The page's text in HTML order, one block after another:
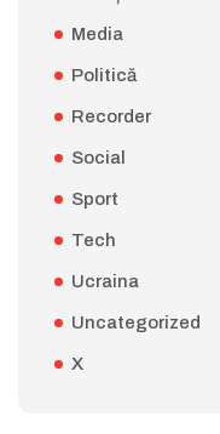
Media
Politică
Recorder
Social
Sport
Tech
Ucraina
Uncategorized
X